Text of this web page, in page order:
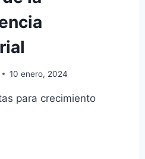
10 enero, 2024
para crecimiento